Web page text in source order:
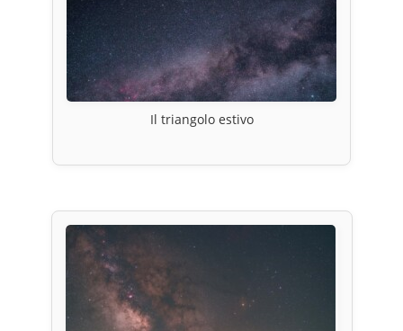
Il triangolo estivo